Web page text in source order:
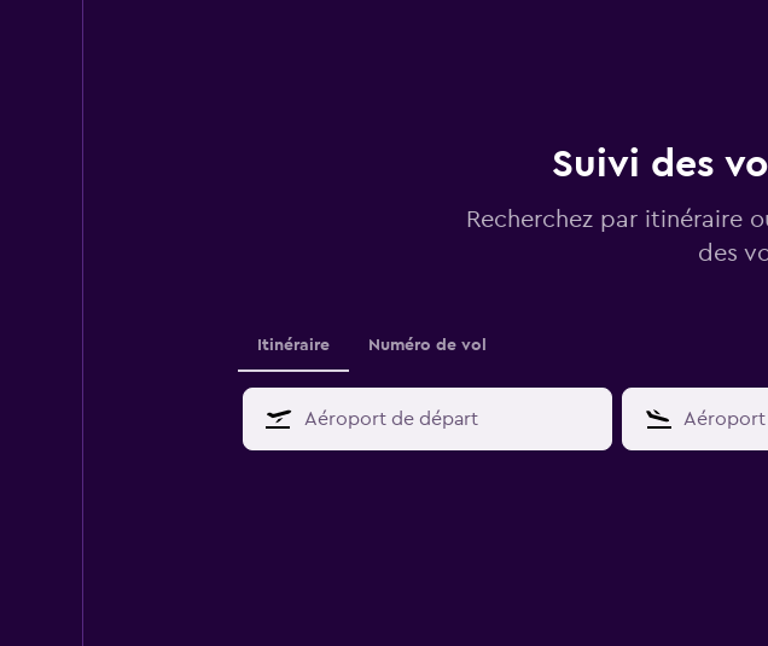
Suivi des
Recherchez par itinéraire
des
Itinéraire Numéro de vol